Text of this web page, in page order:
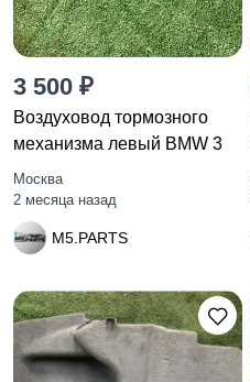
3 500 ₽
Воздуховод тормозного
механизма левый BMW 3
Москва
2 месяца назад
M5.PARTS